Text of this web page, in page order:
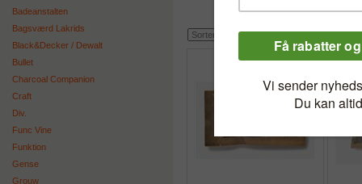
Badeanstalten
Bagsværd Lakrids
Black&Decker / Dewalt
Bullet
Charcoal Companion
Craft
Div.
Func Vine
Funktion
Gense
Grouw